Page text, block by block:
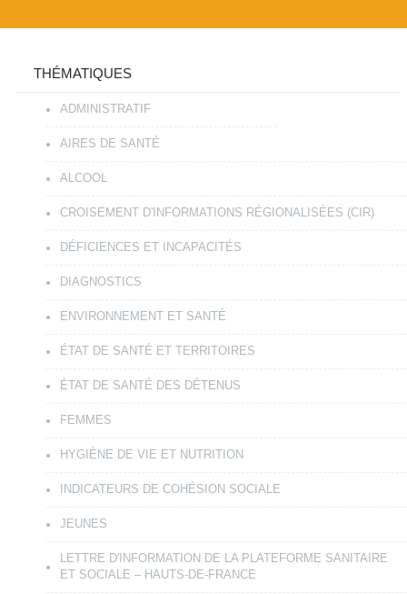
THÉMATIQUES
ADMINISTRATIF
AIRES DE SANTÉ
ALCOOL
CROISEMENT D'INFORMATIONS RÉGIONALISÉES (CIR)
DÉFICIENCES ET INCAPACITÉS
DIAGNOSTICS
ENVIRONNEMENT ET SANTÉ
ÉTAT DE SANTÉ ET TERRITOIRES
ÉTAT DE SANTÉ DES DÉTENUS
FEMMES
HYGIÈNE DE VIE ET NUTRITION
INDICATEURS DE COHÉSION SOCIALE
JEUNES
LETTRE D'INFORMATION DE LA PLATEFORME SANITAIRE
ET SOCIALE – HAUTS-DE-FRANCE